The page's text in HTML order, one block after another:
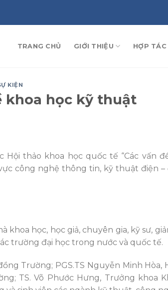
TRANG CHỦ GIỚI THIỆU HỢP
KIỆN
khoa học kỹ thuật
Hội thảo khoa học quốc tế “Các vấn
công nghệ thông tin, kỹ thuật điện
học, học giả, chuyên gia, kỹ sư,
trường đại học trong nước và quốc tế.
Trường; PGS.TS Nguyễn Minh Hòa,
TS. Võ Phước Hưng, Trưởng khoa